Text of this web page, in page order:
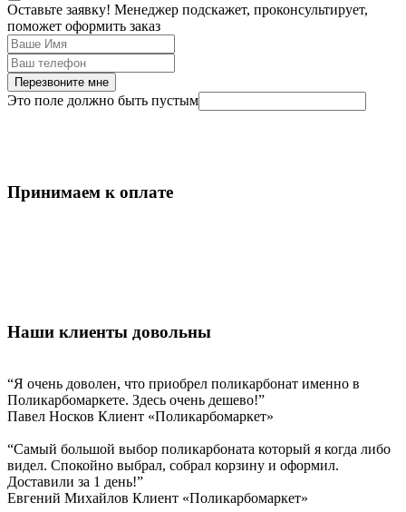
Оставьте заявку! Менеджер подскажет, проконсультирует,
поможет оформить заказ
Перезвоните мне
Это поле должно быть пустым
Принимаем к оплате
Наши клиенты довольны
“Я очень доволен, что приобрел поликарбонат именно в
Поликарбомаркете. Здесь очень дешево!”
Павел Носков Клиент «Поликарбомаркет»
“Самый большой выбор поликарбоната который я когда либо
видел. Спокойно выбрал, собрал корзину и оформил.
Доставили за 1 день!”
Евгений Михайлов Клиент «Поликарбомаркет»